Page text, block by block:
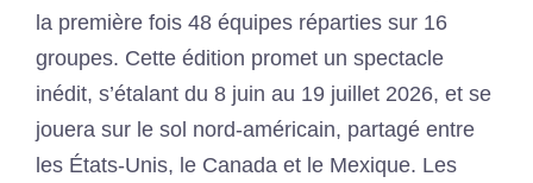
la première fois 48 équipes réparties sur 16
groupes. Cette édition promet un spectacle
inédit, s’étalant du 8 juin au 19 juillet 2026, et se
jouera sur le sol nord-américain, partagé entre
les États-Unis, le Canada et le Mexique. Les